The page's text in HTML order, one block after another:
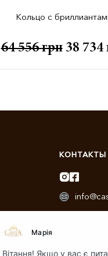
Кольцо с
64 556грн 38 734
КОНТАКТЫ